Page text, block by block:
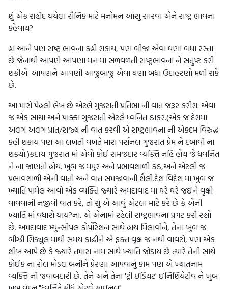
શું એક શહીદ થયેલા સૈનિક માટે મનોમન આંસુ સારવા એને રાષ્ટ્ર ભાવના
કહેવાય?
હા આને પણ રાષ્ટ્ર ભાવના કહી શકાય, પણ બીજા એવા ઘણા બધા રસ્તા
છે જેનાથી આપણે આપણા મન માં સળવળતી રાષ્ટ્રભાવના ને સંતુષ્ટ કરી
શકીએ. આપણને આપણી આજુબાજુ એવા ઘણા બધા ઉદાહરણો મળી શકે
છે.
આ મારો પેહલો લેખ છે એટલે ગુજરાતી પ્રતિભા ની વાત જરૂર કરીશ. એવા
જ એક સાચા અને પાક્કા ગુજરાતી એટલે ધ્વનિત ઠાકર.(એક જ દેશમાં
અલગ અલગ પ્રાંત/રાજ્ય ની વાત કરવી એ રાષ્ટ્રભાવના ની એકદમ વિરુદ્ધ
કહી શકાય પણ આ લખતી વખતે મારા પર્સનલ ગુજરાત પ્રેમ ને દબાવી ના
શક્યો.)કદાચ ગુજરાત માં એવો કોઈ સમજદાર વ્યક્તિ નહિ હોય જે ધવનિત
ને ના જાણતો હોય. ખુબ જ મધુર અને પ્રભાવશાળી કંઠ,અને એટલી જ
પ્રભાવશાળી એની વાતો અને વાત સમજાવાની શૈલી.દેશ વિદેશ માં ખુબ જ
ખ્યાતિ પામેલ આવો એક વ્યક્તિ જ્યારે અમદાવાદ માં ઘરે ઘરે જઈને વૃક્ષો
વાવવાની નજીવી વાત કરે, તો શું એ આવું એટલા માટે કરે છે કે એની
ખ્યાતિ માં વધારો થાય?ના. એ એનામાં રહેલી રાષ્ટ્રભાવના પ્રગટ કરી રહ્યો
છે. અમદાવાદ મ્યુન્સીપલ કોર્પોરેશન સાથે હાથ મિલાવીને, તેના ખુબ જ
બીઝી શિડ્યુલ માંથી સમય કાઢીને એ ફક્ત વૃક્ષ જ નથી વાવટો, પણ એક
શીખ આપે છે કે જ્યારે તમારા નામ સાથે ખ્યાતિ જોડાય છે ત્યારે તેની સાથે
કોઈક ના રોલ મોડલ બનીને પ્રેરણા આપવાનું કામ પણ એ ખ્યાતનામ
વ્યક્તિ ની જવાબદારી છે. તેને અને તેના 'ટ્રી ઇડિયટ' ઇનિશિયેટીવ ને ખુબ